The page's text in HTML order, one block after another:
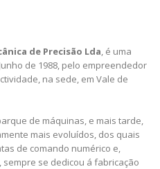
de Precisão Lda, é uma
de 1988, pelo empreendedor
na sede, em Vale de
de máquinas, e mais tarde,
mais evoluídos, dos quais
de comando numérico e,
se dedicou á fabricação